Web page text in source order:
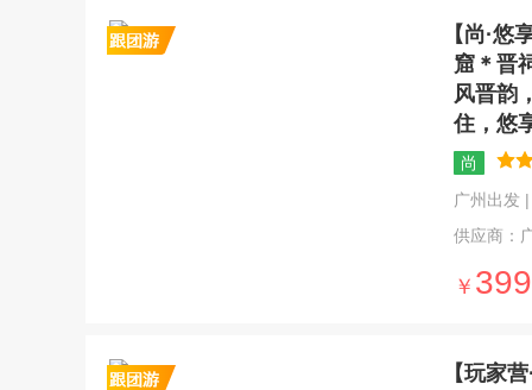
【尚·
窟＊晋
风晋韵
住，悠
尚
广州出发
供应商：
￥
【玩家